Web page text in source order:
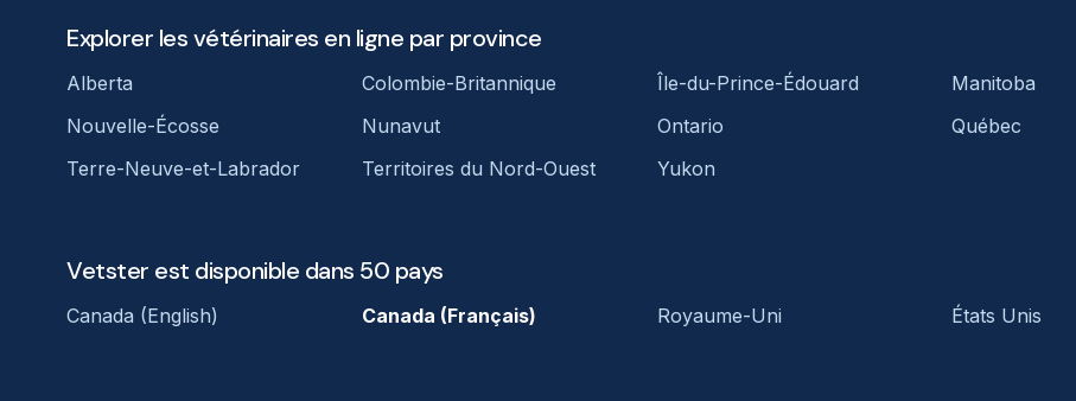
Explorer les vétérinaires en ligne par province
Alberta Colombie-Britannique Île-du-Prince-Édouard Manitoba
Nouvelle-Écosse
Nunavut Ontario Québec
Terre-Neuve-et-Labrador
Territoires du Nord-Ouest Yukon
Vetster est disponible dans 50 pays
Canada (English) Canada (Français) Royaume-Uni États Unis